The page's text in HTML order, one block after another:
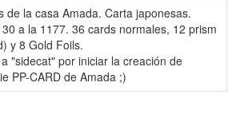
de la casa Amada. Carta japonesas.
a la 1177. 36 cards normales, 12 prism
y 8 Gold Foils.
"sidecat" por iniciar la creación de
PP-CARD de Amada ;)